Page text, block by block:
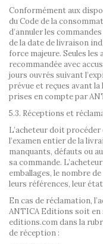
Conformément aux
du Code de la
d’annuler les
de la date de livraison
force majeure. Seules
recommandée avec
jours ouvrés suivant
prévue et reçues avant
prises en compte par
5.3. Réceptions et
L’acheteur doit
l’examen entier de la
manquants, défauts ou
sa commande.
emballages, le nombre
leurs références, leur
En cas de réclamation,
ANTICA Editions soit en
editions.com dans la
de réception :